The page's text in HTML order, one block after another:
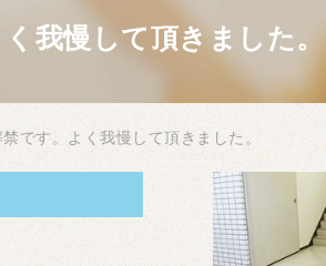
我慢して頂きました。
です。よく我慢して頂きました。